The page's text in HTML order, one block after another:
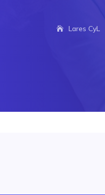
Lares CyL